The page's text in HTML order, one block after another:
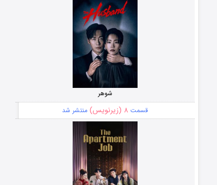
شوهر
قسمت ۸ (زیرنویس) منتشر شد